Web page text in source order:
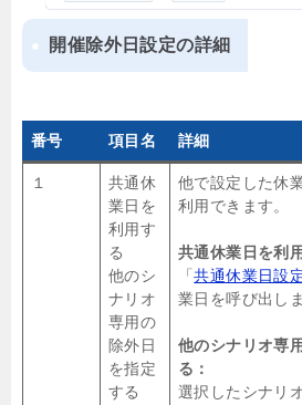
開催除外日設定の詳細
番号 項目名 詳細
１
共通休
業日を
利用す
る
他のシ
ナリオ
専用の
除外日
を指定
する
他で設定した休
利用できます。
共通休業日を利
「共通休業日設
業日を呼び出しま
他のシナリオ専
る：
選択したシナリ